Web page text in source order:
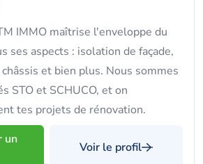
IMMO maîtrise l'enveloppe du
ses aspects : isolation de façade,
et bien plus. Nous sommes
STO et SCHUCO, et on
tes projets de rénovation.
un
Voir le profil